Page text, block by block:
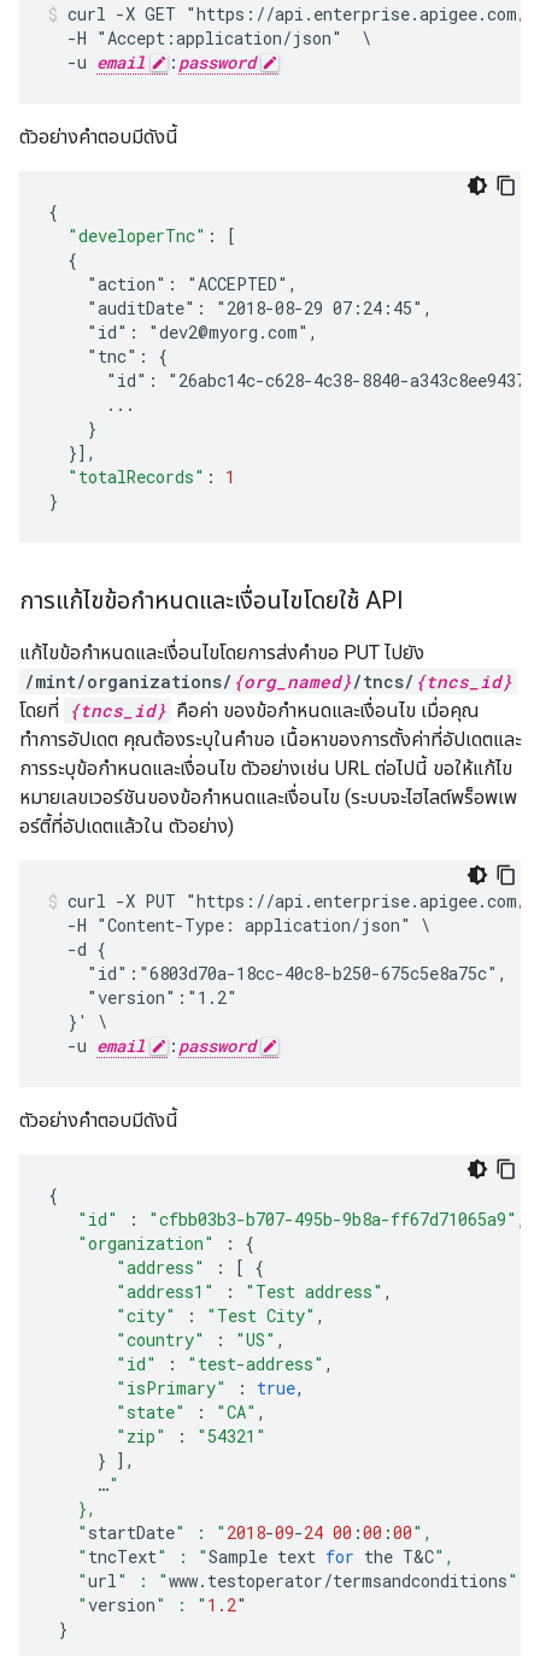
curl -X GET "https://api.enterprise.apigee.com/
  -H "Accept:application/json"  \
  -u
email : password
ตัวอย่างคําตอบมีดังนี้
{
"developerTnc" :
[
  {
    "action": "ACCEPTED",
    "auditDate": "2018-08-29 07:24:45",
    "id": "dev2@myorg.com",
    "tnc": {
"id": "26abc14c-c628-4c38-8840-
      ...
    }
  }
] ,
"totalRecords" :
1
}
การแก้ไขข้อกำหนดและเงื่อนไขโดยใช้ API
แก้ไขข้อกำหนดและเงื่อนไขโดยการส่งคำขอ PUT ไปยัง
/mint/organizations/ {org_named}/tncs/ {tncs_id}
โดยที่ {tncs_id} คือค่า ของข้อกำหนดและเงื่อนไข เมื่อคุณ
ทำการอัปเดต คุณต้องระบุในคำขอ เนื้อหาของการตั้งค่าที่อัปเดตและ
การระบุข้อกำหนดและเงื่อนไข ตัวอย่างเช่น URL ต่อไปนี้ ขอให้แก้ไข
หมายเลขเวอร์ชันของข้อกำหนดและเงื่อนไข (ระบบจะไฮไลต์พร็อพเพ
อร์ตี้ที่อัปเดตแล้วใน ตัวอย่าง)
curl -X PUT "https://api.enterprise.apigee.com/
  -H "Content-Type: application/json" \
  -d {
    "id":"6803d70a-18cc-40c8-b250-675c5e8a75c",
    "version":"1.2"
  }' \
  -u
email : password
ตัวอย่างคําตอบมีดังนี้
{
"id"
: "cfbb03b3-b707-495b-9b8a-ff67d71065a9" ,
"organization"
:
{
"address"
: [ {
"address1"
: "Test address" ,
"city"
: "Test City" ,
"country"
: "US" ,
"id"
: "test-address" ,
"isPrimary"
: true,
"state"
: "CA" ,
"zip"
:
"54321"
} ],
…"
   },
   "
startDate" : " 2018-09-24 00 :00 :00",
   "
tncText" : "Sample text for the T&C",
   "
url" : "www. testoperator/termsandconditions",
   "
version" : " 1.2"
}